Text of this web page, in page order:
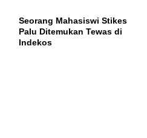
Seorang Mahasiswi Stikes
Palu Ditemukan Tewas di
Indekos